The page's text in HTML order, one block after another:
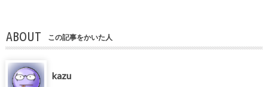
ABOUT この記事をかいた人
kazu